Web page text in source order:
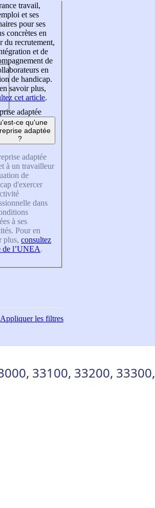
travail,
et ses
pour ses
concrètes en
du recrutement,
et de
de
en
de handicap.
savoir plus,
cet article.
adaptée
ce qu'une
adaptée
?
adaptée
à un travailleur
de
d'exercer
dans
à ses
Pour en
plus, consultez
de l’UNEA.
Appliquerles filtres
33100, 33200, 33300,